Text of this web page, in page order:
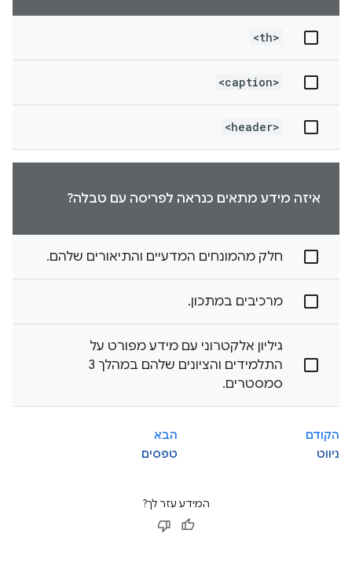
<th>
<caption>
<header>
איזה מידע מתאים כנראה לפריסה עם טבלה?
חלק מהמונחים המדעיים והתיאורים שלהם.
מרכיבים במתכון.
גיליון אלקטרוני עם מידע מפורט על
התלמידים והציונים שלהם במהלך 3
סמסטרים.
הקודם
ניווט
הבא
טפסים
המידע עזר לך?